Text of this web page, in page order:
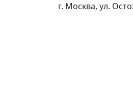
г. Москва, ул.